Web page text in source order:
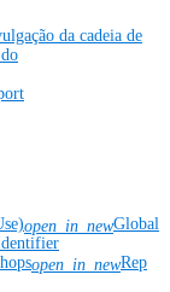
da cadeia de
open_in_newGlobal
open_in_newRep